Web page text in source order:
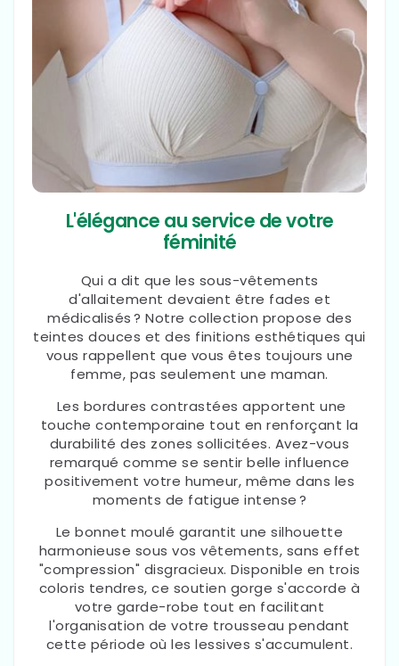
L'élégance au service de votre
féminité
Qui a dit que les sous-vêtements
d'allaitement devaient être fades et
médicalisés ? Notre collection propose des
teintes douces et des finitions esthétiques qui
vous rappellent que vous êtes toujours une
femme, pas seulement une maman.
Les bordures contrastées apportent une
touche contemporaine tout en renforçant la
durabilité des zones sollicitées. Avez-vous
remarqué comme se sentir belle influence
positivement votre humeur, même dans les
moments de fatigue intense ?
Le bonnet moulé garantit une silhouette
harmonieuse sous vos vêtements, sans effet
"compression" disgracieux. Disponible en trois
coloris tendres, ce soutien gorge s'accorde à
votre garde-robe tout en facilitant
l'organisation de votre trousseau pendant
cette période où les lessives s'accumulent.